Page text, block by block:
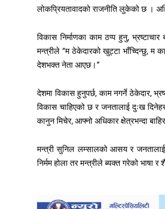
लोकप्रियतावादको राजनीति लुकेको छ ।
विकास निर्माणका काम ठप्प हुनु,
मन्त्रीले “म ठेकेदारको खुट्टा भाँच्दिन्छु, म
देशभक्त नेता आएछ।”
देशमा विकास हुनुपर्छ, काम नगर्ने ठेकेदार,
विकास चाहिएको छ र जनतालाई दुःख
कानुन मिचेर, आफ्नो अधिकार क्षेत्रभन्दा
मन्त्री सुनिल लम्सालको आसय र जनतालाई
निर्मम होला तर मन्त्रीले ब्यक्त गरेको भाषा